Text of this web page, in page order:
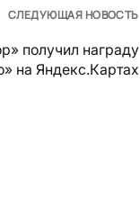
СЛЕДУЮЩАЯ НОВОСТЬ
получил награду
на Яндекс.Картах